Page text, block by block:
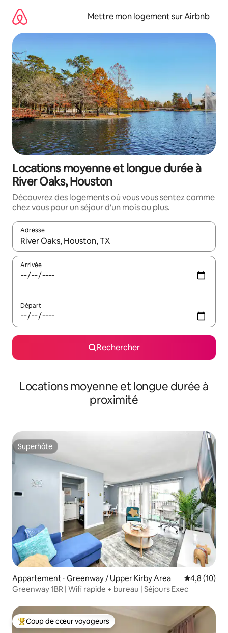
directement
contenu
Mettre mon logement sur Airbnb
Locations moyenne et longue durée à
River Oaks, Houston
Découvrez des logements où vous vous sentez comme
chez vous pour un séjour d'un mois ou plus.
Adresse
Lorsque les résultats s'affichent, utilisez les flèches vers le
Arrivée
Départ
Rechercher
Locations moyenne et longue durée à
proximité
Superhôte
Superhôte
Appartement ⋅ Greenway / Upper Kirby Area Évaluation
4,8 (10)
Greenway 1BR | Wifi rapide + bureau | Séjours Exec
Coups de cœur voyageurs les plus appréciés
Coup de cœur voyageurs